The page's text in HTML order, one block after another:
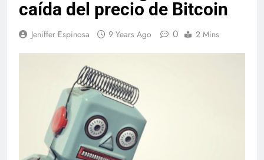
caída del precio de Bitcoin
Jeniffer Espinosa 9 Years Ago 0 2 Mins